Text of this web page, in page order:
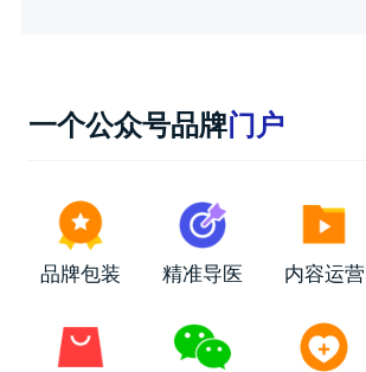
一个公众号品牌门户
品牌包装 精准导医 内容运营